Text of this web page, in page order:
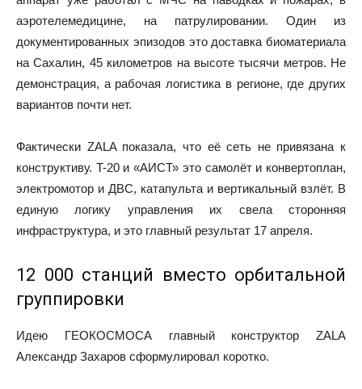
аэротелемедицине, на патрулировании. Один из
документированных эпизодов это доставка биоматериала
на Сахалин, 45 километров на высоте тысячи метров. Не
демонстрация, а рабочая логистика в регионе, где других
вариантов почти нет.
Фактически ZALA показала, что её сеть не привязана к
конструктиву. T-20 и «АИСТ» это самолёт и конвертоплан,
электромотор и ДВС, катапульта и вертикальный взлёт. В
единую логику управления их свела сторонняя
инфраструктура, и это главный результат 17 апреля.
12 000 станций вместо орбитальной
группировки
Идею ГЕОКОСМОСА главный конструктор ZALA
Александр Захаров сформулировал коротко.